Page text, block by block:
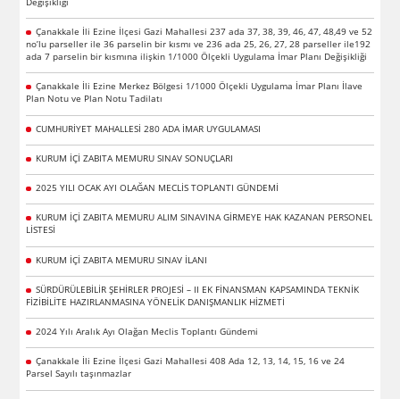
Çanakkale İli Ezine İlçesi Gazi Mahallesi 237 ada 37, 38, 39, 46, 47, 48,49 ve 52
no’lu parseller ile 36 parselin bir kısmı ve 236 ada 25, 26, 27, 28 parseller ile192
ada 7 parselin bir kısmına ilişkin 1/1000 Ölçekli Uygulama İmar Planı Değişikliği
Çanakkale İli Ezine Merkez Bölgesi 1/1000 Ölçekli Uygulama İmar Planı İlave
Plan Notu ve Plan Notu Tadilatı
CUMHURİYET MAHALLESİ 280 ADA İMAR UYGULAMASI
KURUM İÇİ ZABITA MEMURU SINAV SONUÇLARI
2025 YILI OCAK AYI OLAĞAN MECLİS TOPLANTI GÜNDEMİ
KURUM İÇİ ZABITA MEMURU ALIM SINAVINA GİRMEYE HAK KAZANAN PERSONEL
LİSTESİ
KURUM İÇİ ZABITA MEMURU SINAV İLANI
SÜRDÜRÜLEBİLİR ŞEHİRLER PROJESİ – II EK FİNANSMAN KAPSAMINDA TEKNİK
FİZİBİLİTE HAZIRLANMASINA YÖNELİK DANIŞMANLIK HİZMETİ
2024 Yılı Aralık Ayı Olağan Meclis Toplantı Gündemi
Çanakkale İli Ezine İlçesi Gazi Mahallesi 408 Ada 12, 13, 14, 15, 16 ve 24
Parsel Sayılı taşınmazlar